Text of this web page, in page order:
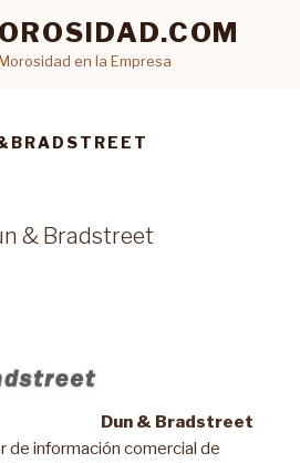
en la Empresa
& Bradstreet
Dun & Bradstreet
de información comercial de